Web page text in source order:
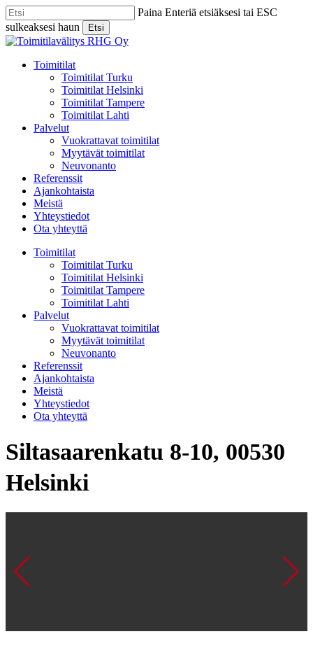
Skip
to
main
content
Paina Enteriä etsiäksesi tai ESC
sulkeaksesi haun
Etsi
Close
Menu
Toimitilat
Toimitilat Turku
Toimitilat Helsinki
Toimitilat Tampere
Toimitilat Lahti
Palvelut
Vuokrattavat toimitilat
Myytävät toimitilat
Neuvonanto
Referenssit
Ajankohtaista
Meistä
Yhteystiedot
Ota yhteyttä
Toimitilat
Toimitilat Turku
Toimitilat Helsinki
Toimitilat Tampere
Toimitilat Lahti
Palvelut
Vuokrattavat toimitilat
Myytävät toimitilat
Neuvonanto
Referenssit
Ajankohtaista
Meistä
Yhteystiedot
Ota yhteyttä
Siltasaarenkatu 8-10, 00530
Helsinki